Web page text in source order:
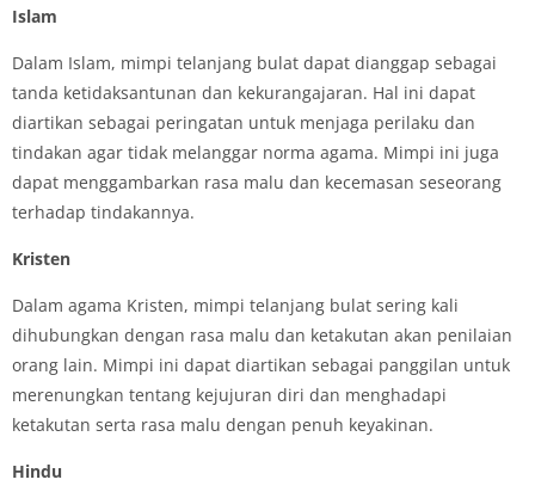
Islam
Dalam Islam, mimpi telanjang bulat dapat dianggap sebagai
tanda ketidaksantunan dan kekurangajaran. Hal ini dapat
diartikan sebagai peringatan untuk menjaga perilaku dan
tindakan agar tidak melanggar norma agama. Mimpi ini juga
dapat menggambarkan rasa malu dan kecemasan seseorang
terhadap tindakannya.
Kristen
Dalam agama Kristen, mimpi telanjang bulat sering kali
dihubungkan dengan rasa malu dan ketakutan akan penilaian
orang lain. Mimpi ini dapat diartikan sebagai panggilan untuk
merenungkan tentang kejujuran diri dan menghadapi
ketakutan serta rasa malu dengan penuh keyakinan.
Hindu